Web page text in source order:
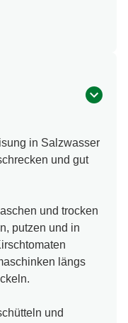
in Salzwasser
und gut
und trocken
putzen und in
längs
und